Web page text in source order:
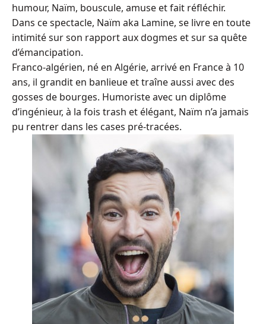
humour, Naïm, bouscule, amuse et fait réfléchir.
Dans ce spectacle, Naïm aka Lamine, se livre en toute
intimité sur son rapport aux dogmes et sur sa quête
d’émancipation.
Franco-algérien, né en Algérie, arrivé en France à 10
ans, il grandit en banlieue et traîne aussi avec des
gosses de bourges. Humoriste avec un diplôme
d’ingénieur, à la fois trash et élégant, Naïm n’a jamais
pu rentrer dans les cases pré-tracées.